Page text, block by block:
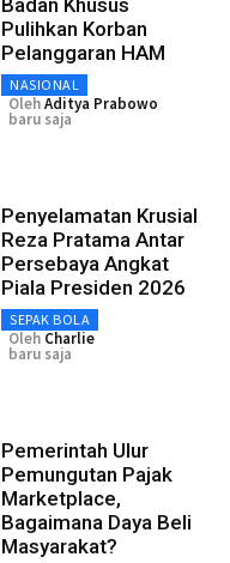
Pulihkan Korban
Pelanggaran HAM
NASIONAL
OlehAditya Prabowo
baru saja
Penyelamatan Krusial
Reza Pratama Antar
Persebaya Angkat
Piala Presiden 2026
SEPAK BOLA
Oleh Charlie
baru saja
Pemerintah Ulur
Pemungutan Pajak
Marketplace,
Bagaimana Daya Beli
Masyarakat?